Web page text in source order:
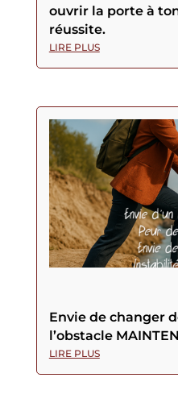
ouvrir la porte à
réussite.
LIRE PLUS
Envie de changer
l’obstacle
LIRE PLUS